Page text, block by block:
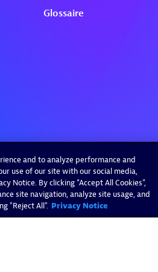
and to analyze performance and
use of our site with our social media,
Notice. By clicking “Accept All Cookies”,
site navigation, analyze site usage, and
"Reject All". Privacy Notice